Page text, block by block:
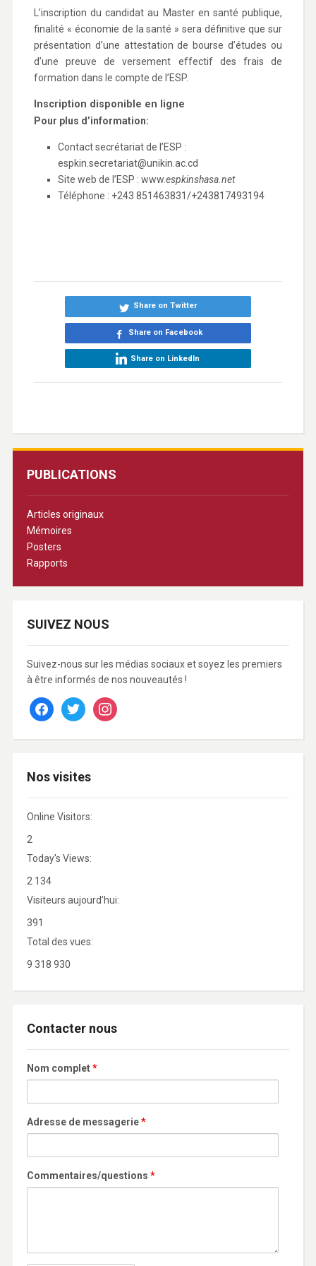
PUBLICATIONS
Articles originaux
Mémoires
Posters
Rapports
SUIVEZ NOUS
Suivez-nous sur les médias sociaux et soyez les premiers
à être informés de nos nouveautés !
facebooktwitter instagram
Nos visites
Online Visitors:
2
Today's Views:
2 134
Visiteurs aujourd’hui:
391
Total des vues:
9 318 930
Contacter nous
Nom complet*
Adresse de messagerie*
Commentaires/questions *
L’inscription du candidat au Master en santé publique,
finalité « économie de la santé » sera définitive que sur
présentation d’une attestation de bourse d’études ou
d’une preuve de versement effectif des frais de
formation dans le compte de l’ESP.
Inscription disponible en ligne
Pour plus d’information:
Contact secrétariat de l’ESP :
espkin.secretariat@unikin.ac.cd
Site web de l’ESP : www.espkinshasa.net
Téléphone : +243 851463831/+243817493194
Share on Twitter
Share on Facebook
Share on LinkedIn